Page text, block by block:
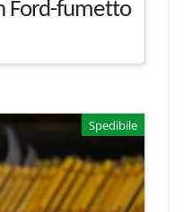
Ford-fumetto
Spedibile